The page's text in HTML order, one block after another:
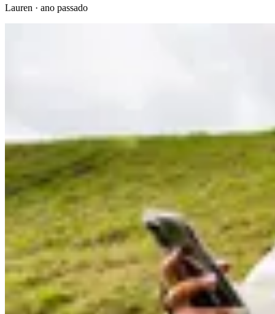
Lauren · ano passado